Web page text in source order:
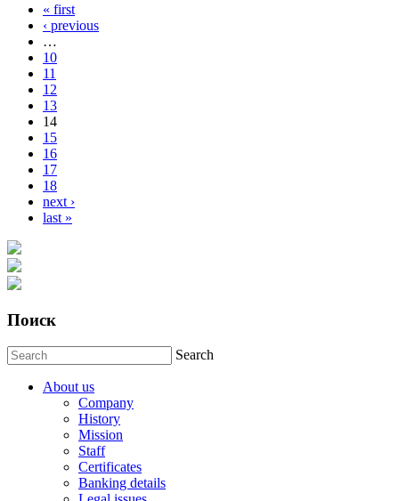
Pages« first
‹ previous
…
10
11
12
13
14
15
16
17
18
next ›
last »
Поиск
Search
About us
Company
History
Mission
Staff
Certificates
Banking details